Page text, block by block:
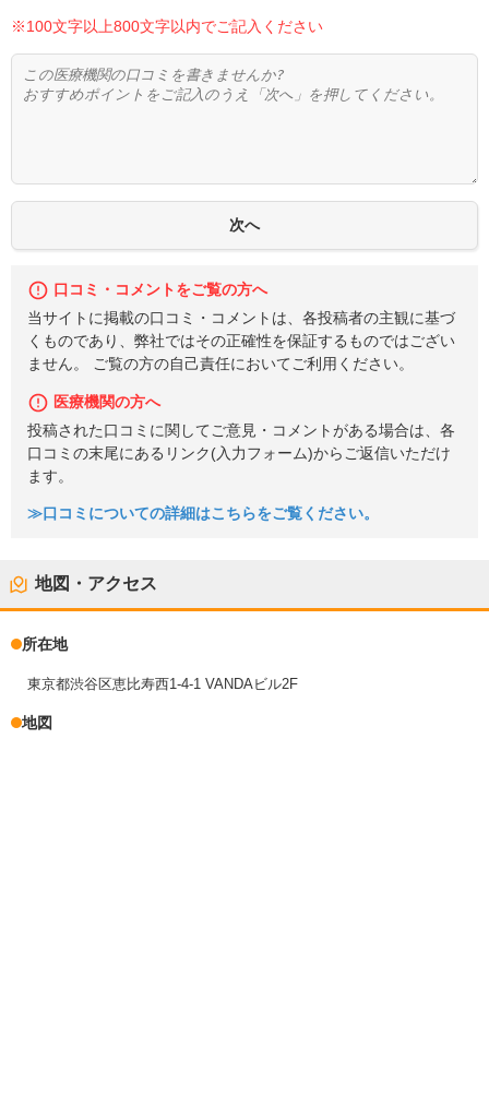
※100文字以上800文字以内でご記入ください
口コミ・コメントをご覧の方へ
当サイトに掲載の口コミ・コメントは、各投稿者の主観に基づ
くものであり、弊社ではその正確性を保証するものではござい
ません。 ご覧の方の自己責任においてご利用ください。
医療機関の方へ
投稿された口コミに関してご意見・コメントがある場合は、各
口コミの末尾にあるリンク(入力フォーム)からご返信いただけ
ます。
≫口コミについての詳細はこちらをご覧ください。
地図・アクセス
所在地
東京都渋谷区恵比寿西1-4-1 VANDAビル2F
地図